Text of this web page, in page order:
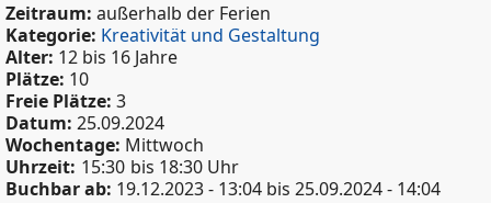
Zeitraum: außerhalb der Ferien
Kategorie: Kreativität und Gestaltung
Alter: 12 bis 16 Jahre
Plätze: 10
Freie Plätze: 3
Datum: 25.09.2024
Wochentage: Mittwoch
Uhrzeit: 15:30 bis 18:30 Uhr
Buchbar ab: 19.12.2023 - 13:04 bis 25.09.2024 - 14:04